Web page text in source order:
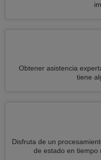
Obtener asistencia
tiene
Disfruta de un
de estado en tiempo